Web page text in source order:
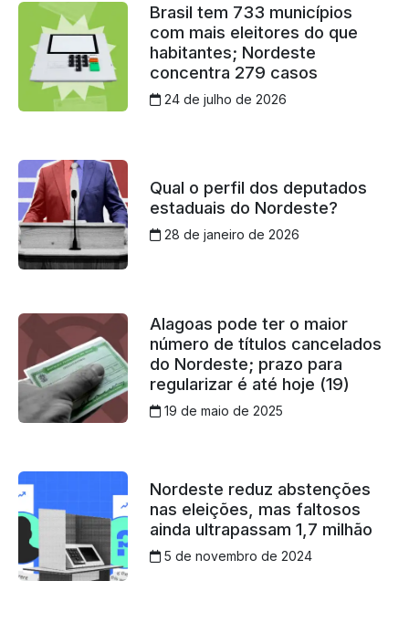
Brasil tem 733 municípios
com mais eleitores do que
habitantes; Nordeste
concentra 279 casos
24 de julho de 2026
Qual o perfil dos deputados
estaduais do Nordeste?
28 de janeiro de 2026
Alagoas pode ter o maior
número de títulos cancelados
do Nordeste; prazo para
regularizar é até hoje (19)
19 de maio de 2025
Nordeste reduz abstenções
nas eleições, mas faltosos
ainda ultrapassam 1,7 milhão
5 de novembro de 2024